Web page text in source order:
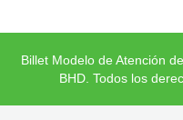
Billet Modelo de Atención
BHD. Todos los